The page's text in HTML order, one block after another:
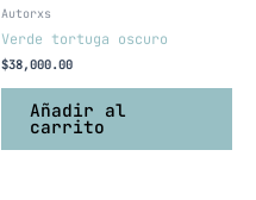
Autorxs
Verde tortuga oscuro
$38,000.00
Añadir al
carrito